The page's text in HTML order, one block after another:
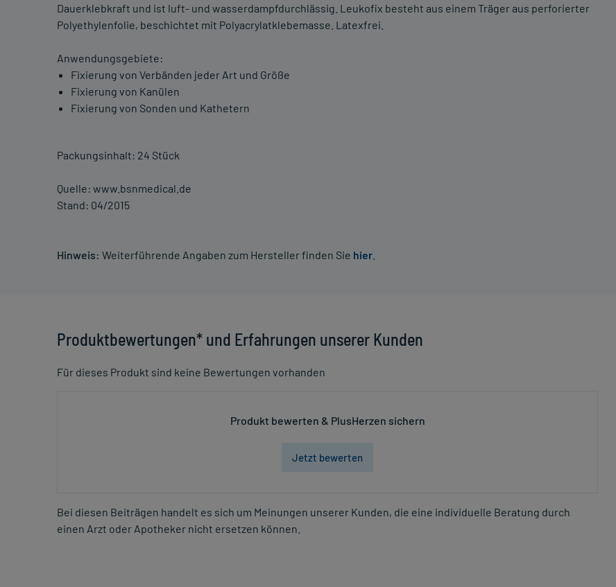
Dauerklebkraft und ist luft- und wasserdampfdurchlässig. Leukofix besteht aus einem Träger aus perforierter
Polyethylenfolie, beschichtet mit Polyacrylatklebemasse. Latexfrei.
Anwendungsgebiete:
Fixierung von Verbänden jeder Art und Größe
Fixierung von Kanülen
Fixierung von Sonden und Kathetern
Packungsinhalt: 24 Stück
Quelle: www.bsnmedical.de
Stand: 04/2015
Hinweis: Weiterführende Angaben zum Hersteller finden Sie hier
Produktbewertungen* und Erfahrungen unserer Kunden
Für dieses Produkt sind keine Bewertungen vorhanden
Produkt bewerten & PlusHerzen sichern
Jetzt bewerten
Bei diesen Beiträgen handelt es sich um Meinungen unserer Kunden, die eine individuelle Beratung durch
einen Arzt oder Apotheker nicht ersetzen können.